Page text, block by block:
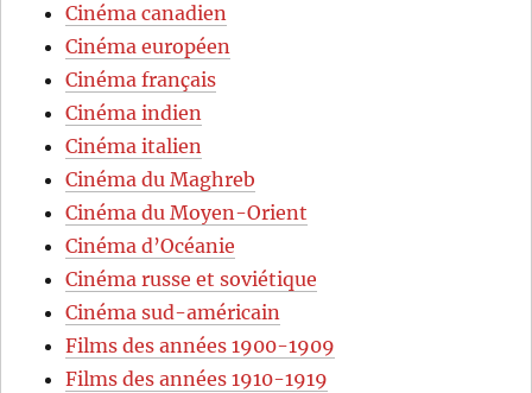
Cinéma canadien
Cinéma européen
Cinéma français
Cinéma indien
Cinéma italien
Cinéma du Maghreb
Cinéma du Moyen-Orient
Cinéma d’Océanie
Cinéma russe et soviétique
Cinéma sud-américain
Films des années 1900-1909
Films des années 1910-1919